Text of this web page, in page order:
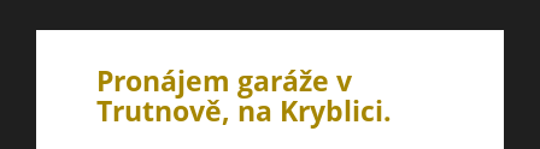
Pronájem garáže v
Trutnově, na Kryblici.